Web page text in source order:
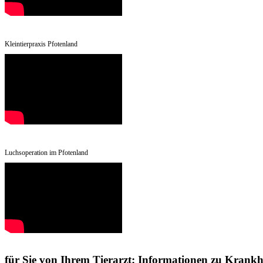
Kleintierpraxis Pfotenland
Luchsoperation im Pfotenland
für Sie von Ihrem Tierarzt: Informationen zu